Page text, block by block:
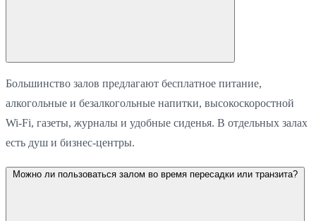
Большинство залов предлагают бесплатное питание,
алкогольные и безалкогольные напитки, высокоскоростной
Wi-Fi, газеты, журналы и удобные сиденья. В отдельных залах
есть душ и бизнес-центры.
Можно ли пользоваться залом во время пересадки или транзита?